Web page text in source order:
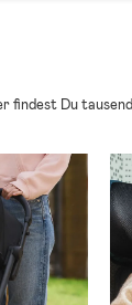
findest Du